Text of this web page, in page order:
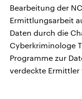
Bearbeitung der
Ermittlungsarbeit
Daten durch die
Cyberkriminologe
Programme zur
verdeckte Ermittler